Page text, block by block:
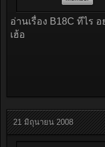
อ่านเรื่อง B18C ทีไร
เฮ้อ
21 มิถุนายน 2008